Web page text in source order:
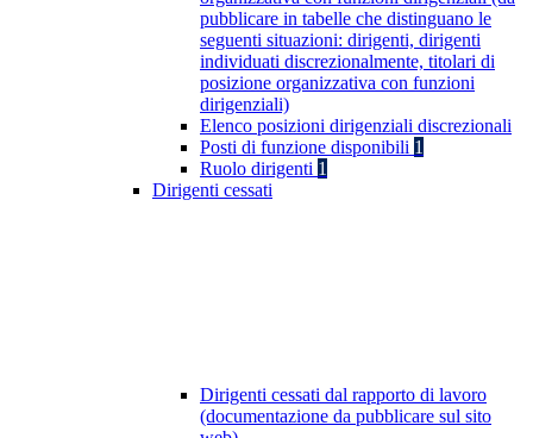
pubblicare in tabelle che distinguano le
seguenti situazioni: dirigenti, dirigenti
individuati discrezionalmente, titolari di
posizione organizzativa con funzioni
dirigenziali)
Elenco posizioni dirigenziali discrezionali
Posti di funzione disponibili 1
Ruolo dirigenti 1
Dirigenti cessati
Dirigenti cessati dal rapporto di lavoro
(documentazione da pubblicare sul sito